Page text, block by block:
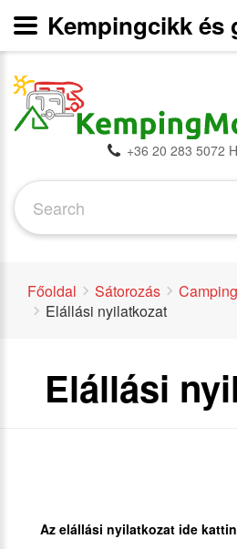
+36 20 283 5072
Főoldal Sátorozás
Elállási nyilatkozat
Elállási
Az elállási nyilatkozat ide